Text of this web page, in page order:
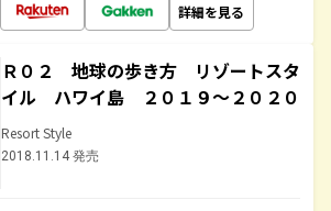
詳細を見る
Ｒ０２ 地球の歩き方 リゾートスタ
イル ハワイ島 ２０１９～２０２０
Resort Style
2018.11.14 発売